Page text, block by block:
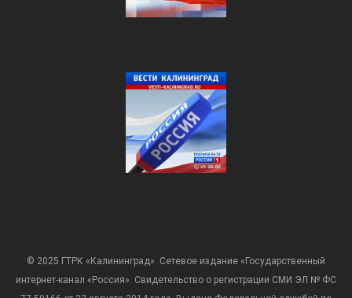
© 2025 ГТРК «Калининград». Сетевое издание «Государственный
интернет-канал «Россия». Свидетельство о регистрации СМИ ЭЛ № ФС